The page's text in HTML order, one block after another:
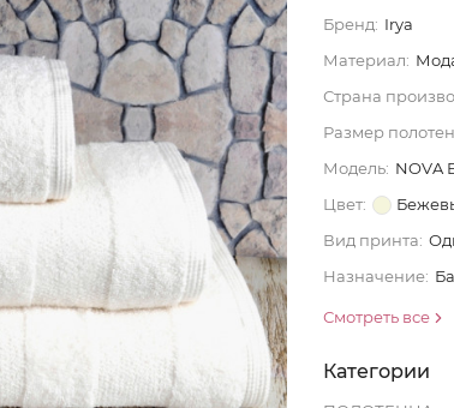
Бренд: Irya
Материал:
Страна
Размер
Модель: NOVA
Цвет:
Вид принта:
Назначение:
Смотреть все
Категории